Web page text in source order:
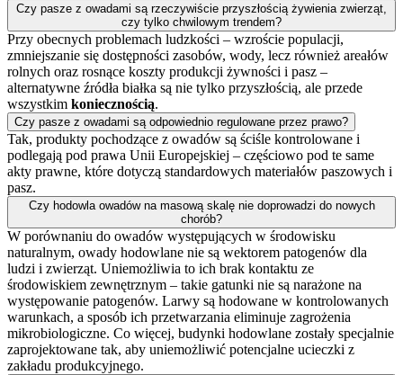
Czy pasze z owadami są rzeczywiście przyszłością żywienia zwierząt,
czy tylko chwilowym trendem?
Przy obecnych problemach ludzkości – wzroście populacji,
zmniejszanie się dostępności zasobów, wody, lecz również areałów
rolnych oraz rosnące koszty produkcji żywności i pasz –
alternatywne źródła białka są nie tylko przyszłością, ale przede
wszystkim koniecznością.
Czy pasze z owadami są odpowiednio regulowane przez prawo?
Tak, produkty pochodzące z owadów są ściśle kontrolowane i
podlegają pod prawa Unii Europejskiej – częściowo pod te same
akty prawne, które dotyczą standardowych materiałów paszowych i
pasz.
Czy hodowla owadów na masową skalę nie doprowadzi do nowych
chorób?
W porównaniu do owadów występujących w środowisku
naturalnym, owady hodowlane nie są wektorem patogenów dla
ludzi i zwierząt. Uniemożliwia to ich brak kontaktu ze
środowiskiem zewnętrznym – takie gatunki nie są narażone na
występowanie patogenów. Larwy są hodowane w kontrolowanych
warunkach, a sposób ich przetwarzania eliminuje zagrożenia
mikrobiologiczne. Co więcej, budynki hodowlane zostały specjalnie
zaprojektowane tak, aby uniemożliwić potencjalne ucieczki z
zakładu produkcyjnego.